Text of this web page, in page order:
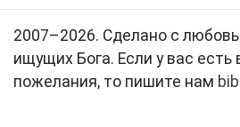
2007–2026. Сделано с
ищущих Бога. Если у вас есть
пожелания, то пишите нам